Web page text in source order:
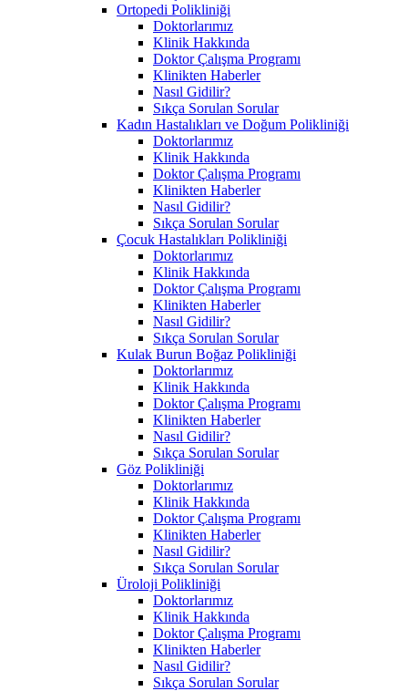
Ortopedi Polikliniği
Doktorlarımız
Klinik Hakkında
Doktor Çalışma Programı
Klinikten Haberler
Nasıl Gidilir?
Sıkça Sorulan Sorular
Kadın Hastalıkları ve Doğum Polikliniği
Doktorlarımız
Klinik Hakkında
Doktor Çalışma Programı
Klinikten Haberler
Nasıl Gidilir?
Sıkça Sorulan Sorular
Çocuk Hastalıkları Polikliniği
Doktorlarımız
Klinik Hakkında
Doktor Çalışma Programı
Klinikten Haberler
Nasıl Gidilir?
Sıkça Sorulan Sorular
Kulak Burun Boğaz Polikliniği
Doktorlarımız
Klinik Hakkında
Doktor Çalışma Programı
Klinikten Haberler
Nasıl Gidilir?
Sıkça Sorulan Sorular
Göz Polikliniği
Doktorlarımız
Klinik Hakkında
Doktor Çalışma Programı
Klinikten Haberler
Nasıl Gidilir?
Sıkça Sorulan Sorular
Üroloji Polikliniği
Doktorlarımız
Klinik Hakkında
Doktor Çalışma Programı
Klinikten Haberler
Nasıl Gidilir?
Sıkça Sorulan Sorular